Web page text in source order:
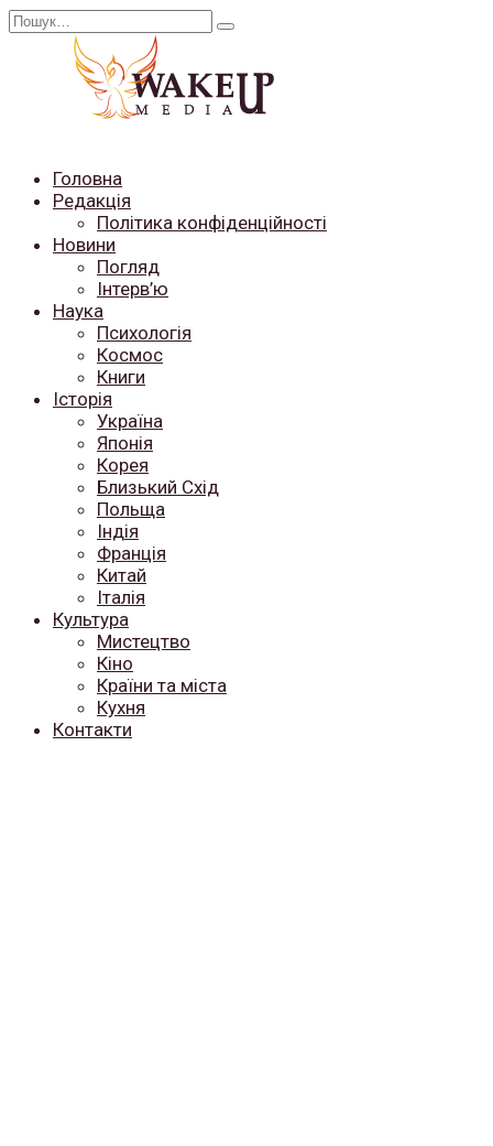
Перейти
Search
Головна
Редакція
Політика конфіденційності
Новини
Погляд
Інтерв’ю
Наука
Психологія
Космос
Книги
Історія
Україна
Японія
Корея
Близький Схід
Польща
Індія
Франція
Китай
Італія
Культура
Мистецтво
Кіно
Країни та міста
Кухня
Контакти